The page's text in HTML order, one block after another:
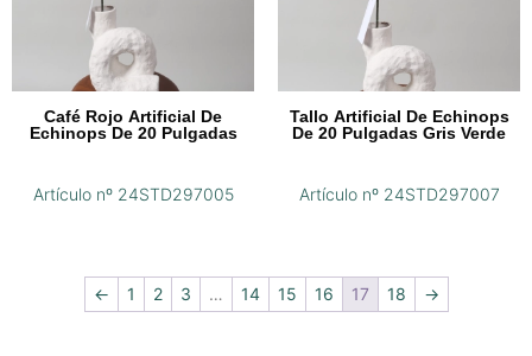
Café Rojo Artificial De
Echinops De 20 Pulgadas
Artículo nº 24STD297005
Tallo Artificial De Echinops
De 20 Pulgadas Gris Verde
Artículo nº 24STD297007
← 1 2 3 … 14 15 16 17 18 →